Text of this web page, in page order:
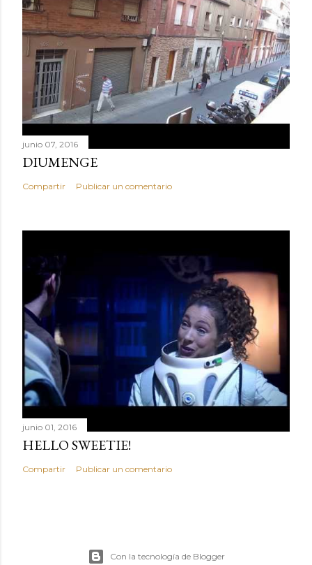
junio 07, 2016
DIUMENGE
Compartir Publicar un comentario
junio 01, 2016
HELLO SWEETIE!
Compartir Publicar un comentario
Con la tecnología de Blogger